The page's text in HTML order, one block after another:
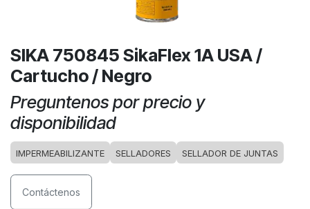
SIKA 750845 SikaFlex 1A USA /
Cartucho / Negro
Preguntenos por precio y
disponibilidad
IMPERMEABILIZANTE SELLADORES SELLADOR DE JUNTAS
Contáctenos